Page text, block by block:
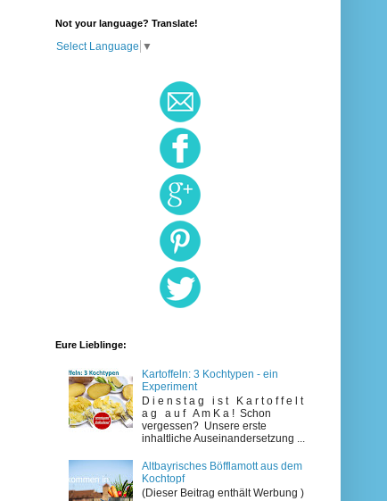
Not your language? Translate!
Select Language ▼
Eure Lieblinge:
Kartoffeln: 3 Kochtypen - ein
Experiment
D i e n s t a g i s t K a r t o f f e l t
a g a u f A m K a ! Schon
vergessen? Unsere erste
inhaltliche Auseinandersetzung ...
Altbayrisches Böfflamott aus dem
Kochtopf
(Dieser Beitrag enthält Werbung )